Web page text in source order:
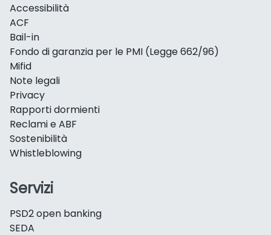
Accessibilità
ACF
Bail-in
Fondo di garanzia per le PMI (Legge 662/96)
Mifid
Note legali
Privacy
Rapporti dormienti
Reclami e ABF
Sostenibilità
Whistleblowing
Servizi
PSD2 open banking
SEDA